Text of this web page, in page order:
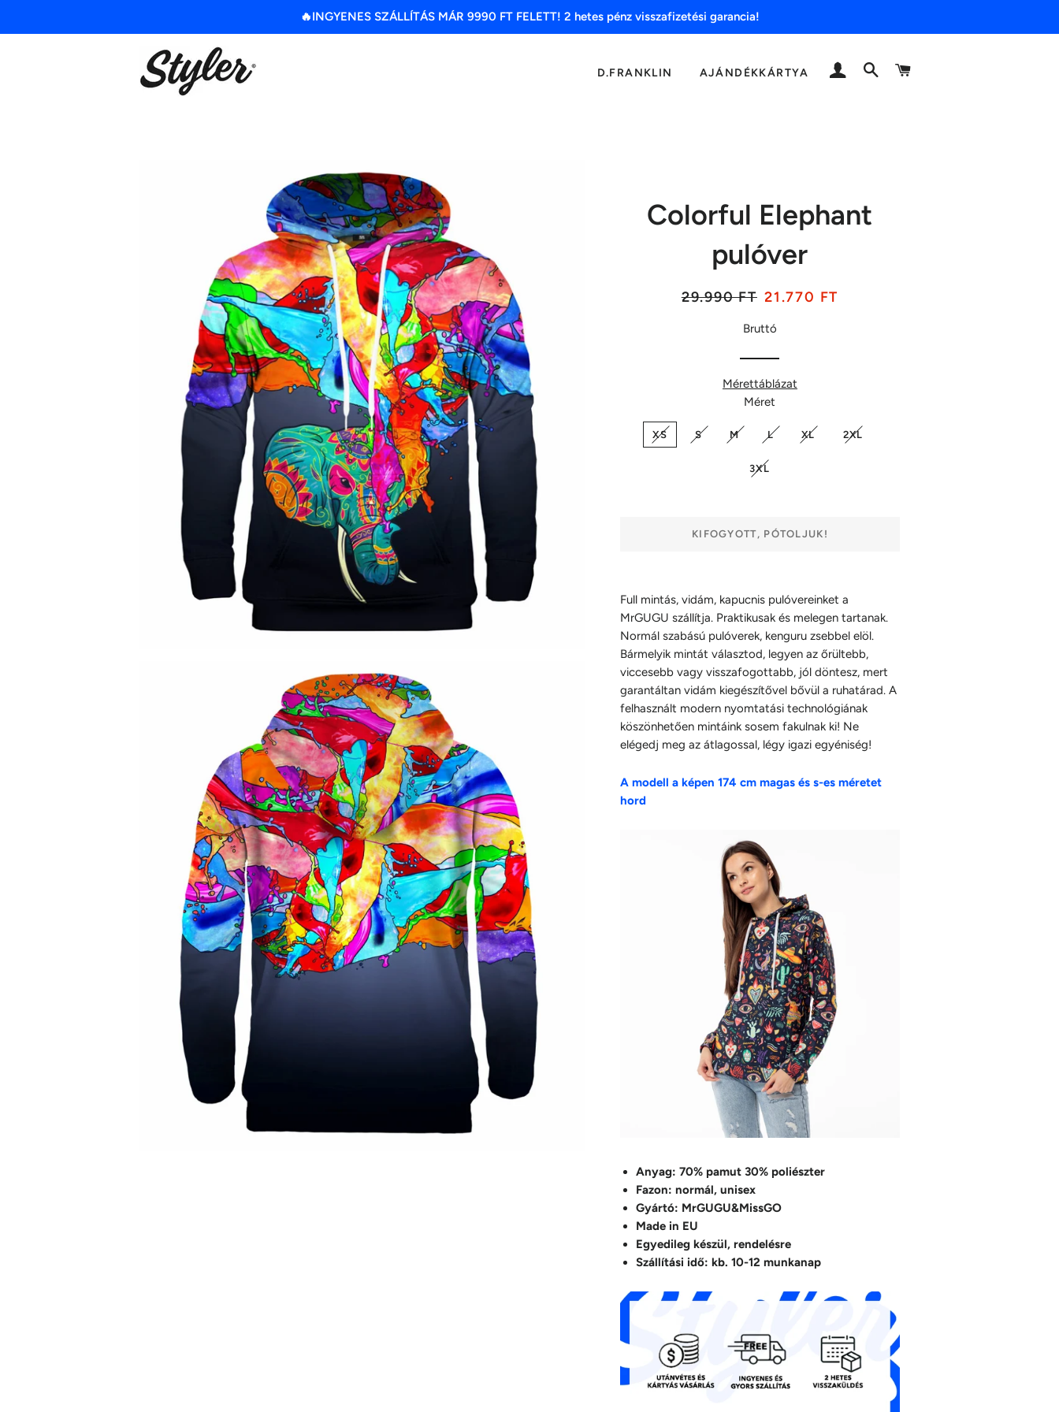
🔥INGYENES SZÁLLÍTÁS MÁR 9990 FT FELETT! 2 hetes pénz visszafizetési garancia!
D.FRANKLIN AJÁNDÉKKÁRTYA BELÉPÉSKERESÉS
Colorful Elephant
pulóver
Listaár
29.990 FT Akciós
21.770 FT
Bruttó
Mérettáblázat
Méret
XS S M L XL 2XL
3XL
KIFOGYOTT, PÓTOLJUK!
Full mintás, vidám, kapucnis pulóvereinket a
MrGUGU szállítja. Praktikusak és melegen tartanak.
Normál szabású pulóverek, kenguru zsebbel elöl.
Bármelyik mintát választod, legyen az őrültebb,
viccesebb vagy visszafogottabb, jól döntesz, mert
garantáltan vidám kiegészítővel bővül a ruhatárad. A
felhasznált modern nyomtatási technológiának
köszönhetően mintáink sosem fakulnak ki! Ne
elégedj meg az átlagossal, légy igazi egyéniség!
A modell a képen 174 cm magas és s-es méretet
hord
Anyag: 70% pamut 30% poliészter
Fazon: normál, unisex
Gyártó: MrGUGU&MissGO
Made in EU
Egyedileg készül, rendelésre
Szállítási idő: kb. 10-12 munkanap